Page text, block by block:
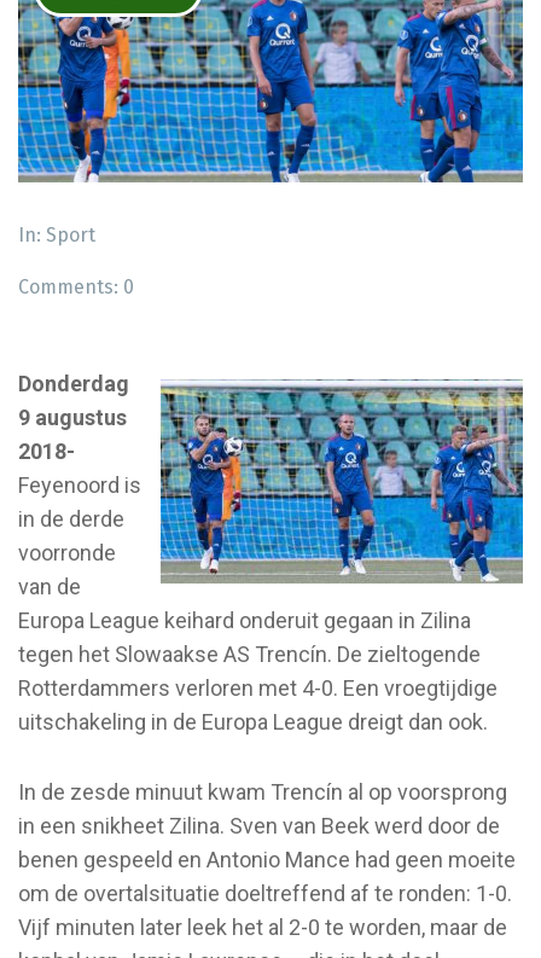
In: Sport
Comments: 0
Donderdag
9 augustus
2018-
Feyenoord is
in de derde
voorronde
van de
Europa League keihard onderuit gegaan in Zilina
tegen het Slowaakse AS Trencín. De zieltogende
Rotterdammers verloren met 4-0. Een vroegtijdige
uitschakeling in de Europa League dreigt dan ook.
In de zesde minuut kwam Trencín al op voorsprong
in een snikheet Zilina. Sven van Beek werd door de
benen gespeeld en Antonio Mance had geen moeite
om de overtalsituatie doeltreffend af te ronden: 1-0.
Vijf minuten later leek het al 2-0 te worden, maar de